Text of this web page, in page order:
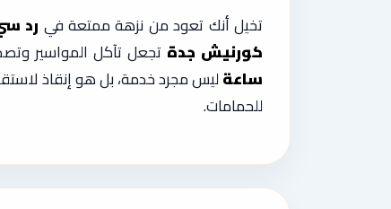
تخيل أنك تعود من نزهة ممتعة في رد
كورنيش جدة تجعل تآكل المواسير
ساعةليس مجرد خدمة، بل هو إنقاذ
للحمامات.